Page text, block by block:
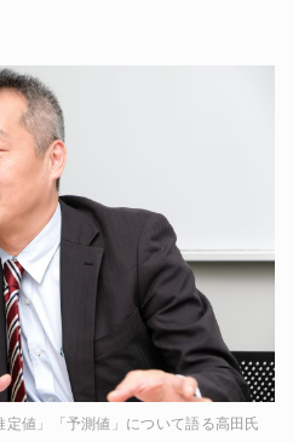
値」「予測値」について語る高田氏